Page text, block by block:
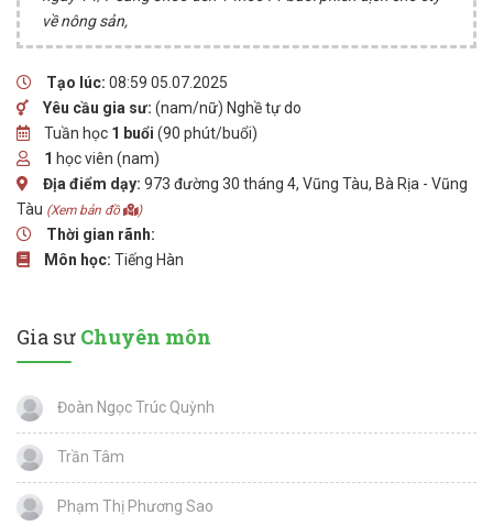
về nông sản,
Tạo lúc: 08:59 05.07.2025
Yêu cầu gia sư: (nam/nữ) Nghề tự do
Tuần học 1 buổi (90 phút/buổi)
1 học viên (nam)
Địa điểm dạy: 973 đường 30 tháng 4, Vũng Tàu, Bà Rịa - Vũng
Tàu (Xem bản đồ )
Thời gian rãnh:
Môn học: Tiếng Hàn
Gia sư Chuyên môn
Đoàn Ngọc Trúc Quỳnh
Trần Tâm
Phạm Thị Phương Sao